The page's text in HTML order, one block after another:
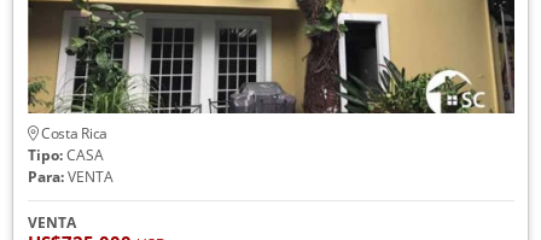
Costa Rica
Tipo:CASA
Para:VENTA
VENTA